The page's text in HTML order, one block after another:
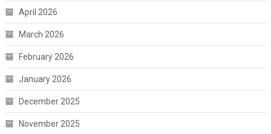
April 2026
March 2026
February 2026
January 2026
December 2025
November 2025